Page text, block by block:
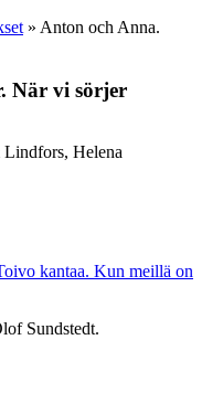
» Anton och Anna.
När vi sörjer
Helena
kantaa. Kun meillä on
Sundstedt.